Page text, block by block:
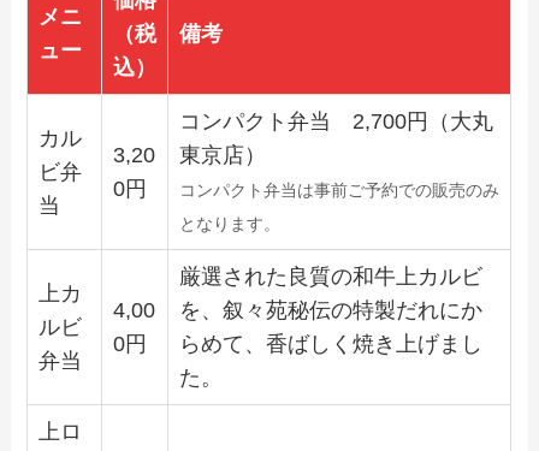
メニ
ュー
（税
込）
備考
カル
ビ弁
当
3,20
0円
コンパクト弁当 2,700円（大丸
東京店）
コンパクト弁当は事前ご予約での販売のみ
となります。
上カ
ルビ
弁当
4,00
0円
厳選された良質の和牛上カルビ
を、叙々苑秘伝の特製だれにか
らめて、香ばしく焼き上げまし
た。
上ロ